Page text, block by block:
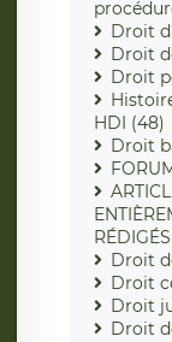
Droit
Droit
Droit
HDI (48)
Droit
Droit
Droit
Droit
Droit